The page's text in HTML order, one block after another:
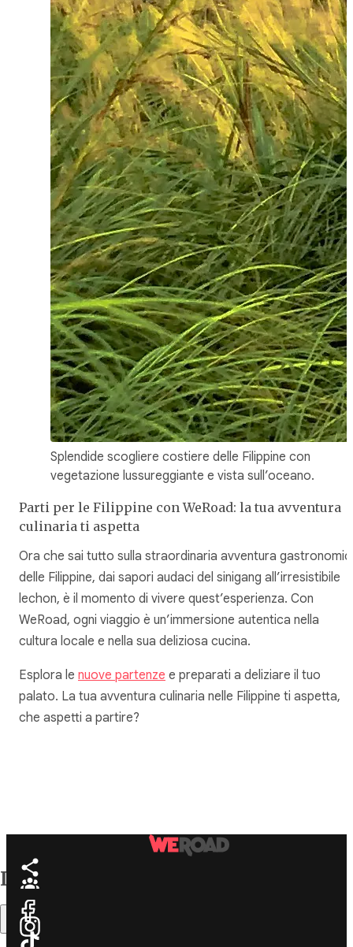
Splendide scogliere costiere delle Filippine con
vegetazione lussureggiante e vista sull’oceano.
Parti per le Filippine con WeRoad: la tua avventura
culinaria ti aspetta
Ora che sai tutto sulla straordinaria avventura
delle Filippine, dai sapori audaci del sinigang all’irresistibile
lechon, è il momento di vivere quest’esperienza. Con
WeRoad, ogni viaggio è un’immersione autentica nella
cultura locale e nella sua deliziosa cucina.
Esplora le nuove partenze e preparati a deliziare il tuo
palato. La tua avventura culinaria nelle Filippine ti aspetta,
che aspetti a partire?
Indice
Sommario